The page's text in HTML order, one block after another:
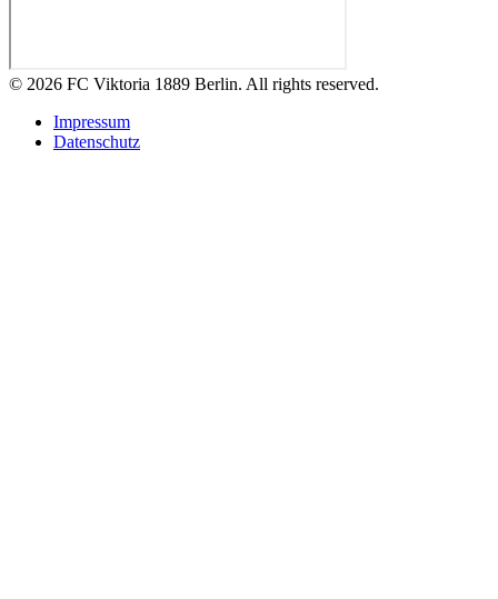
© 2026 FC Viktoria 1889 Berlin. All rights reserved.
Impressum
Datenschutz